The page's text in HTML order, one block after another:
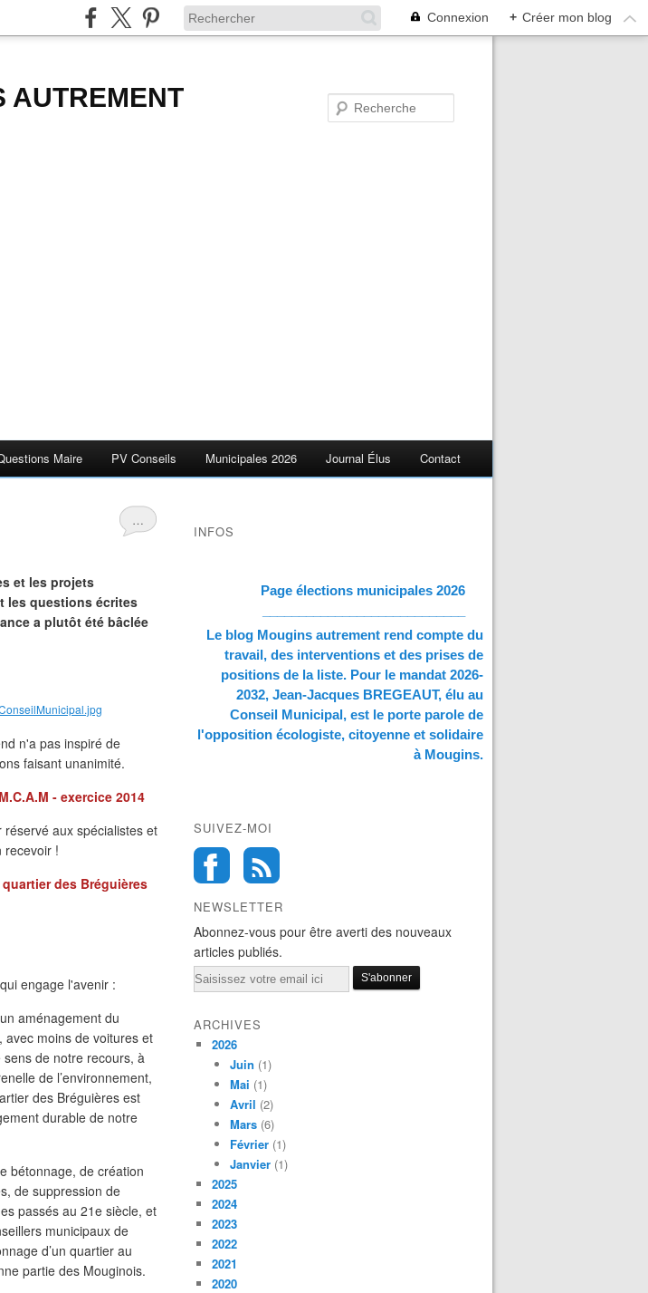
Connexion + Créer mon blog
AUTREMENT
Maire PV Conseils Municipales 2026 Journal Élus Contact
…
et les projets
les questions écrites
a plutôt été bâclée
n'a pas inspiré de
faisant unanimité.
- exercice 2014
aux spécialistes et
recevoir !
quartier des Bréguières
engage l'avenir :
aménagement du
avec moins de voitures et
sens de notre recours, à
de l’environnement,
des Bréguières est
durable de notre
bétonnage, de création
de suppression de
passés au 21e siècle, et
municipaux de
d’un quartier au
partie des Mouginois.
INFOS
Page élections municipales 2026
Le blog Mougins autrement rend compte du
travail, des interventions et des prises de
positions de la liste. Pour le mandat 2026-
2032, Jean-Jacques BREGEAUT, élu au
Conseil Municipal, est le porte parole de
l'opposition écologiste, citoyenne et solidaire
à Mougins.
SUIVEZ-MOI
NEWSLETTER
Abonnez-vous pour être averti des nouveaux
articles publiés.
Email
ARCHIVES
2026
Juin (1)
Mai (1)
Avril (2)
Mars (6)
Février (1)
Janvier (1)
2025
2024
2023
2022
2021
2020